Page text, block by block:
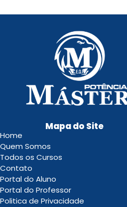
Mapa do Site
Home
Quem Somos
Todos os Cursos
Contato
Portal do Aluno
Portal do Professor
Politica de Privacidade